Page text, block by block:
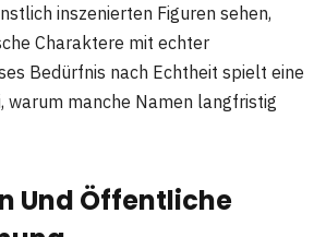
inszenierten Figuren sehen,
Charaktere mit echter
Bedürfnis nach Echtheit spielt eine
warum manche Namen langfristig
Und Öffentliche